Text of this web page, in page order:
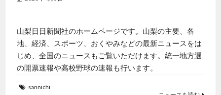
山梨日日新聞社のホームページです。山梨の主要、各
地、経済、スポーツ、おくやみなどの最新ニュースをは
じめ、全国のニュースもご覧いただけます。統一地方選
の開票速報や高校野球の速報も行います。
sannichi